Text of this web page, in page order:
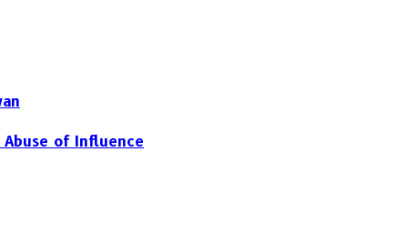
Abuse of Influence